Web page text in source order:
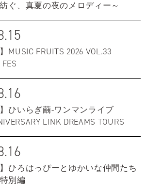
ぐ、真夏の夜のメロディー～
MUSIC FRUITS 2026 VOL.33
】ひいらぎ繭-ワンマンライブ
LINK DREAMS TOURS
】ひろはっぴーとゆかいな仲間たち
別編